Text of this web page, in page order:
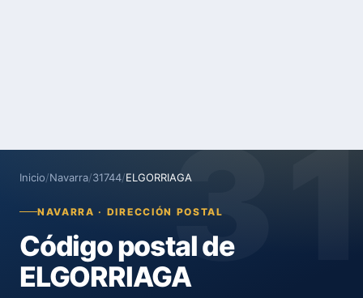
Inicio/Navarra/31744/ELGORRIAGA
NAVARRA · DIRECCIÓN POSTAL
Código postal de
ELGORRIAGA